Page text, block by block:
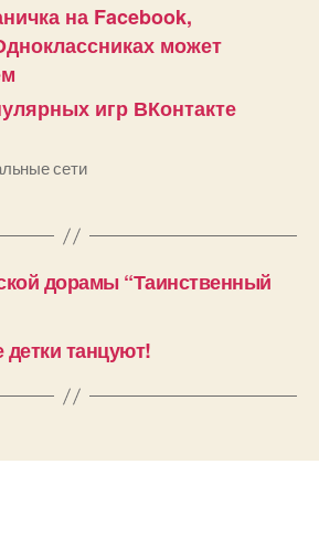
на Facebook,
может
игр ВКонтакте
сети
дорамы “Таинственный
танцуют!